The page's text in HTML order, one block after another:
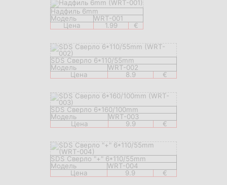
Надфиль 6mm
Модель
WRT-001
Цена
1.99 €
SDS Сверло 6*110/55mm
Модель
WRT-002
Цена
8.9 €
SDS Сверло 6*160/100mm
Модель
WRT-003
Цена
9.9 €
SDS Сверло "+" 6*110/55mm
Модель
WRT-004
Цена
9.9 €